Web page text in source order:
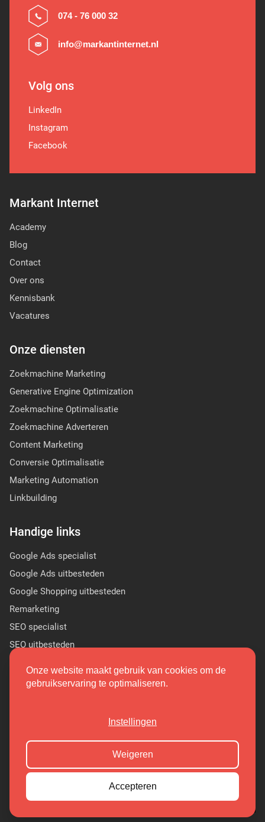
Markant Internet
Academy
Blog
Contact
Over ons
Kennisbank
Vacatures
Onze diensten
Zoekmachine Marketing
Generative Engine Optimization
Zoekmachine Optimalisatie
Zoekmachine Adverteren
Content Marketing
Conversie Optimalisatie
Marketing Automation
Linkbuilding
Handige links
Google Ads specialist
Google Ads uitbesteden
Google Shopping uitbesteden
Remarketing
SEO specialist
SEO uitbesteden
PR linkbuilding
(9.7/10)
Copyright 2026 Markant Internet
Cookieoverzicht
Privacy Policy
074 - 76 000 32
info@markantinternet.nl
Volg ons
LinkedIn
Instagram
Facebook
Onze website maakt gebruik van cookies om de
gebruikservaring te optimaliseren.
Instellingen
Weigeren
Accepteren